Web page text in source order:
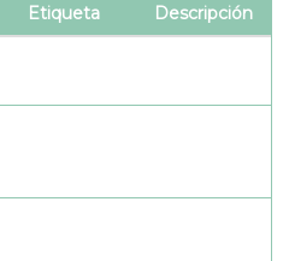
Etiqueta Descripción